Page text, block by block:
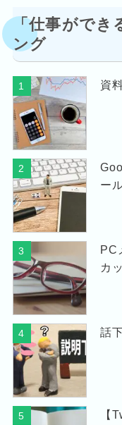
「仕事ができ
ング
1 資
2
ー
3
PC
カ
4 話
5
【